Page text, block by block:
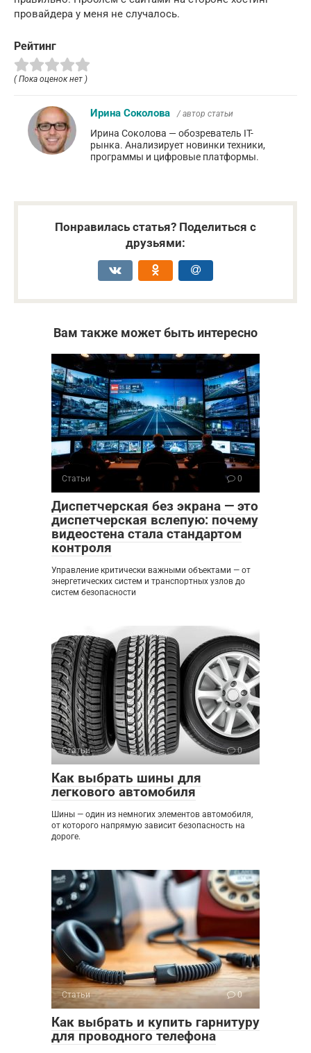
провайдера у меня не случалось.
Рейтинг
( Пока оценок нет )
Ирина Соколова / автор статьи
Ирина Соколова — обозреватель IT-
рынка. Анализирует новинки техники,
программы и цифровые платформы.
Понравилась статья? Поделиться с
друзьями:
Вам также может быть интересно
Статьи 0
Диспетчерская без экрана — это
диспетчерская вслепую: почему
видеостена стала стандартом
контроля
Управление критически важными объектами — от
энергетических систем и транспортных узлов до
систем безопасности
Статьи 0
Как выбрать шины для
легкового автомобиля
Шины — один из немногих элементов автомобиля,
от которого напрямую зависит безопасность на
дороге.
Статьи 0
Как выбрать и купить гарнитуру
для проводного телефона